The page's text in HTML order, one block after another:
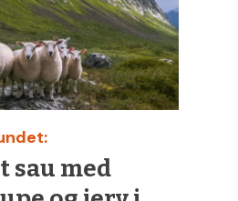
sau med